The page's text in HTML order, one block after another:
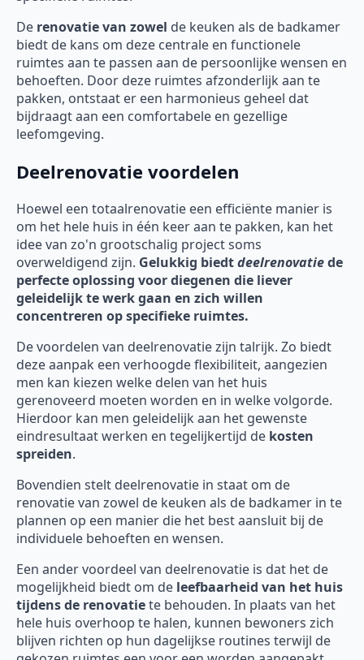
De renovatie van zowel de keuken als de badkamer
biedt de kans om deze centrale en functionele
ruimtes aan te passen aan de persoonlijke wensen en
behoeften. Door deze ruimtes afzonderlijk aan te
pakken, ontstaat er een harmonieus geheel dat
bijdraagt aan een comfortabele en gezellige
leefomgeving.
Deelrenovatie voordelen
Hoewel een totaalrenovatie een efficiënte manier is
om het hele huis in één keer aan te pakken, kan het
idee van zo'n grootschalig project soms
overweldigend zijn. Gelukkig biedtdeelrenovatiede
perfecte oplossing voor diegenen die liever
geleidelijk te werk gaan en zich willen
concentreren op specifieke ruimtes.
De voordelen van deelrenovatie zijn talrijk. Zo biedt
deze aanpak een verhoogde flexibiliteit, aangezien
men kan kiezen welke delen van het huis
gerenoveerd moeten worden en in welke volgorde.
Hierdoor kan men geleidelijk aan het gewenste
eindresultaat werken en tegelijkertijd de kosten
spreiden.
Bovendien stelt deelrenovatie in staat om de
renovatie van zowel de keuken als de badkamer in te
plannen op een manier die het best aansluit bij de
individuele behoeften en wensen.
Een ander voordeel van deelrenovatie is dat het de
mogelijkheid biedt om de leefbaarheid van het huis
tijdens de renovatiete behouden. In plaats van het
hele huis overhoop te halen, kunnen bewoners zich
blijven richten op hun dagelijkse routines terwijl de